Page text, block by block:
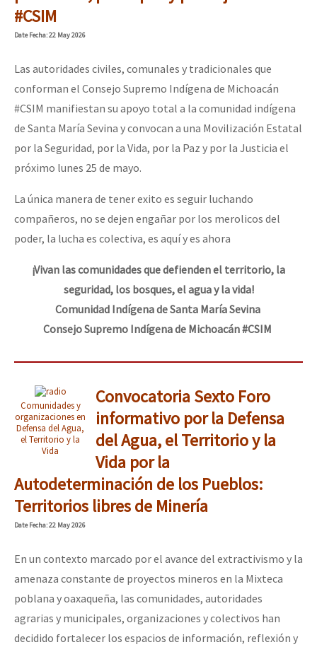
#CSIM
DateFecha: 22 May 2026
Las autoridades civiles, comunales y tradicionales que
conforman el Consejo Supremo Indígena de Michoacán
#CSIM manifiestan su apoyo total a la comunidad indígena
de Santa María Sevina y convocan a una Movilización Estatal
por la Seguridad, por la Vida, por la Paz y por la Justicia el
próximo lunes 25 de mayo.
La única manera de tener exito es seguir luchando
compañeros, no se dejen engañar por los merolicos del
poder, la lucha es colectiva, es aquí y es ahora
¡Vivan las comunidades que defienden el territorio, la
seguridad, los bosques, el agua y la vida!
Comunidad Indígena de Santa María Sevina
Consejo Supremo Indígena de Michoacán #CSIM
Comunidades y
organizaciones en
Defensa del Agua,
el Territorio y la
Vida
Convocatoria Sexto Foro
informativo por la Defensa
del Agua, el Territorio y la
Vida por la
Autodeterminación de los Pueblos:
Territorios libres de Minería
DateFecha: 22 May 2026
En un contexto marcado por el avance del extractivismo y la
amenaza constante de proyectos mineros en la Mixteca
poblana y oaxaqueña, las comunidades, autoridades
agrarias y municipales, organizaciones y colectivos han
decidido fortalecer los espacios de información, reflexión y